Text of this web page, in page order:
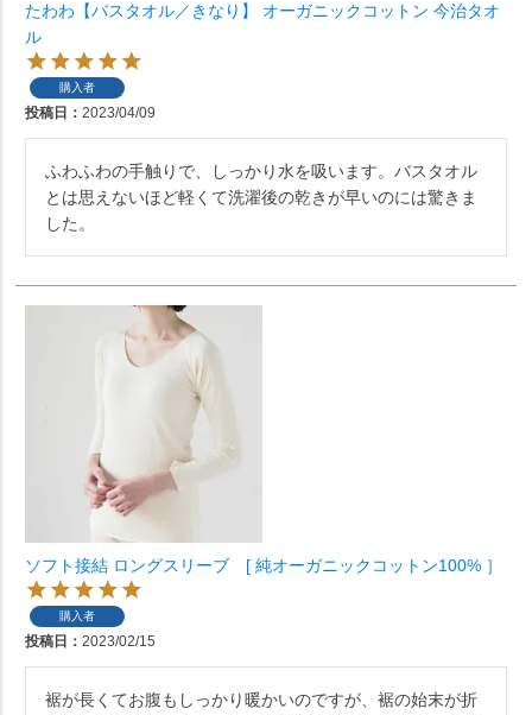
たわわ【バスタオル／きなり】 オーガニックコットン 今治タオ
ル
購入者
投稿日 2023/04/09
ふわふわの手触りで、しっかり水を吸います。バスタオル
とは思えないほど軽くて洗濯後の乾きが早いのには驚きま
した。
ソフト接結 ロングスリーブ [ 純オーガニックコットン100% ］
購入者
投稿日 2023/02/15
裾が長くてお腹もしっかり暖かいのですが、裾の始末が折